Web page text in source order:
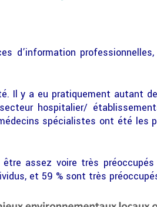
d’information
Il y a eu pratiquement autant
hospitalier/
spécialistes ont été les
assez voire très
et 59 % sont très